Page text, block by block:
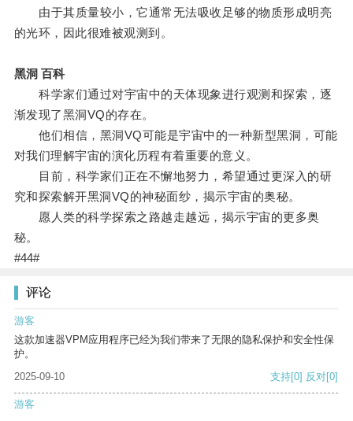
由于其质量较小，它通常无法吸收足够的物质形成明亮
的光环，因此很难被观测到。
黑洞 百科
科学家们通过对宇宙中的天体现象进行观测和探索，逐
渐发现了黑洞VQ的存在。
他们相信，黑洞VQ可能是宇宙中的一种新型黑洞，可能
对我们理解宇宙的演化历程有着重要的意义。
目前，科学家们正在不懈地努力，希望通过更深入的研
究和探索解开黑洞VQ的神秘面纱，揭示宇宙的奥秘。
愿人类的科学探索之路越走越远，揭示宇宙的更多奥
秘。
#44#
评论
游客
这款加速器VPM应用程序已经为我们带来了无限的隐私保护和安全性保
护。
2025-09-10
支持[0] 反对[0]
游客